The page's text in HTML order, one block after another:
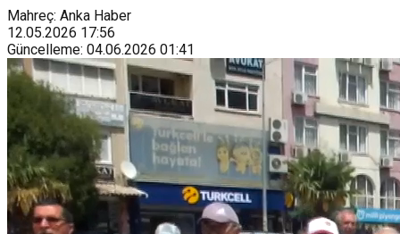
Mahreç: Anka Haber
12.05.2026 17:56
Güncelleme: 04.06.2026 01:41